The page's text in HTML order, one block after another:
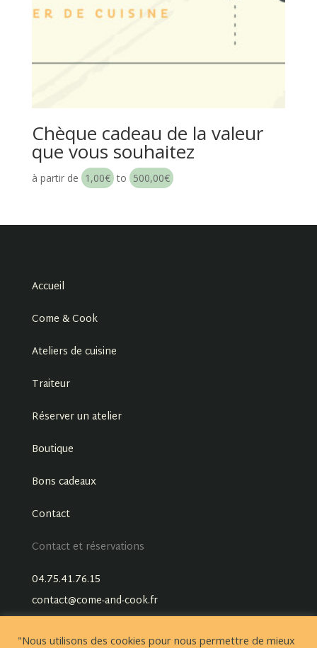
Chèque cadeau de la valeur
que vous souhaitez
à partir de 1,00€ to 500,00€
Accueil
Come & Cook
Ateliers de cuisine
Traiteur
Réserver un atelier
Boutique
Bons cadeaux
Contact
Contact et réservations
04.75.41.76.15
contact@come-and-cook.fr
"Nous utilisons des cookies pour nous permettre de mieux